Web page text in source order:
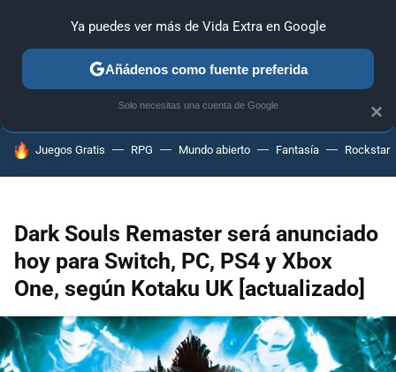
ANÁLISIS GUÍAS Y TRUCOS PC SONY NINTENDO
HOY SE HABLA DE
Juegos Gratis RPG Mundo abierto Fantasía Rockstar
Dark Souls Remaster será anunciado
hoy para Switch, PC, PS4 y Xbox
One, según Kotaku UK [actualizado]
×
Ya puedes ver más de Vida Extra en Google
Añádenos como fuente preferida
Solo necesitas una cuenta de Google